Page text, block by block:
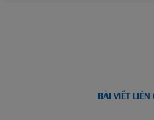
BÀI VIẾT LIÊN